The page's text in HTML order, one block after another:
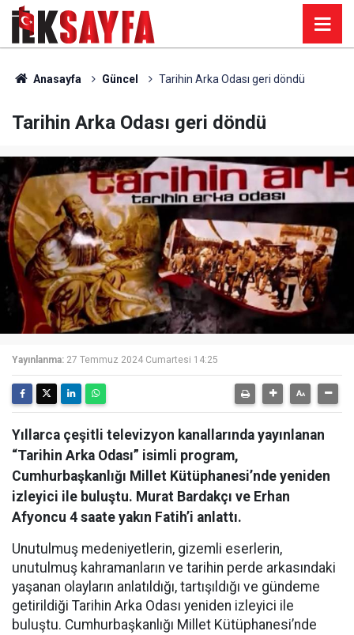
Anasayfa Güncel Tarihin Arka Odası geri döndü
Tarihin Arka Odası geri döndü
Yayınlanma: 27 Temmuz 2024 Cumartesi 14:25
Yıllarca çeşitli televizyon kanallarında yayınlanan
“Tarihin Arka Odası” isimli program,
Cumhurbaşkanlığı Millet Kütüphanesi’nde yeniden
izleyici ile buluştu. Murat Bardakçı ve Erhan
Afyoncu 4 saate yakın Fatih’i anlattı.
Unutulmuş medeniyetlerin, gizemli eserlerin,
unutulmuş kahramanların ve tarihin perde arkasındaki
yaşanan olayların anlatıldığı, tartışıldığı ve gündeme
getirildiği Tarihin Arka Odası yeniden izleyici ile
buluştu. Cumhurbaşkanlığı Millet Kütüphanesi’nde